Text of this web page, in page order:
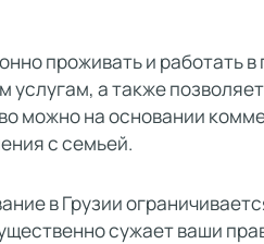
проживать и работать
а также
можно на основании
с семьей.
в Грузии
сужает ваши